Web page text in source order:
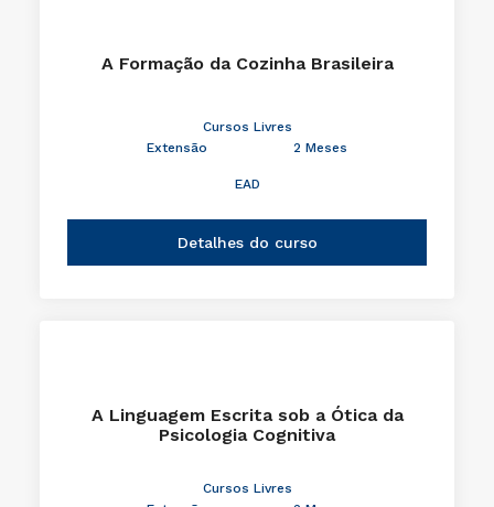
A Formação da Cozinha Brasileira
Cursos Livres
Extensão
2 Meses
EAD
Detalhes do curso
A Linguagem Escrita sob a Ótica da
Psicologia Cognitiva
Cursos Livres